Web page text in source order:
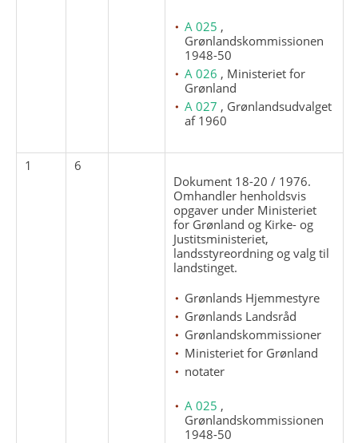
A 025 ,
Grønlandskommissionen
1948-50
A 026 , Ministeriet for
Grønland
A 027 , Grønlandsudvalget
af 1960
1
6
Dokument 18-20 / 1976.
Omhandler henholdsvis
opgaver under Ministeriet
for Grønland og Kirke- og
Justitsministeriet,
landsstyreordning og valg til
landstinget.
Grønlands Hjemmestyre
Grønlands Landsråd
Grønlandskommissioner
Ministeriet for Grønland
notater
A 025 ,
Grønlandskommissionen
1948-50